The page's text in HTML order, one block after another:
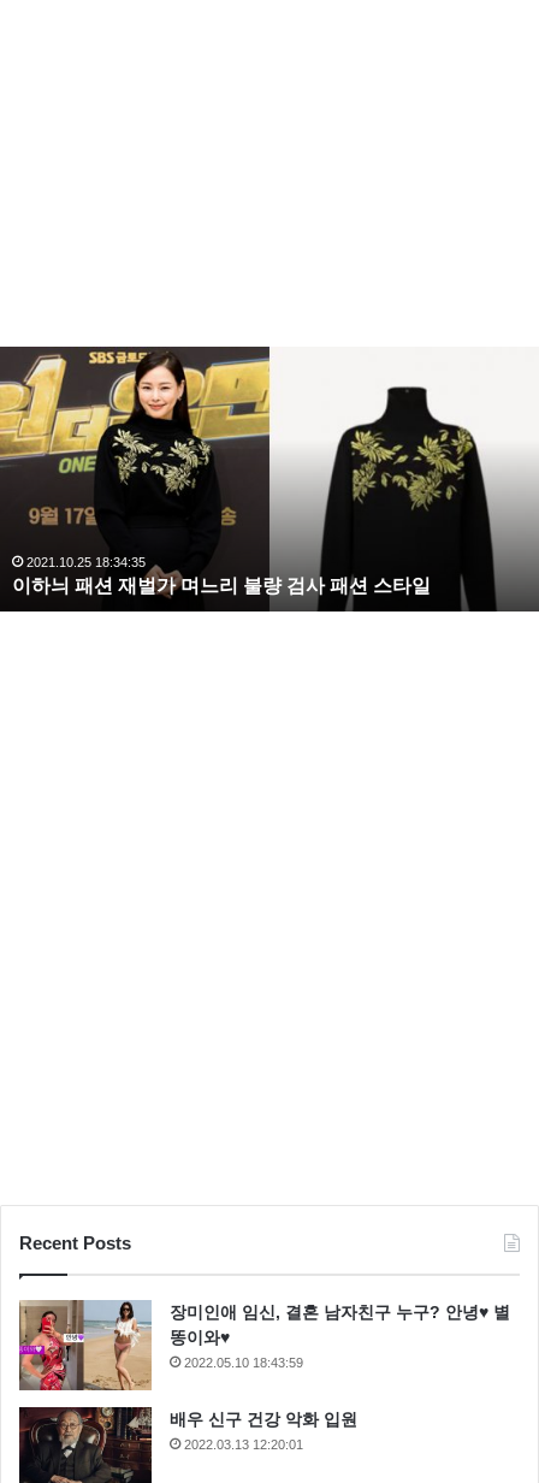
수
해
라
김
완
벽
한
2020.10.03 10:59:30
복수해라 김사랑, 완벽한 S라인 몸매 시선 압도
Recent Posts
장미인애 임신, 결혼 남자친구 누구? 안녕♥ 별
똥이와♥
2022.05.10 18:43:59
배우 신구 건강 악화 입원
2022.03.13 12:20:01